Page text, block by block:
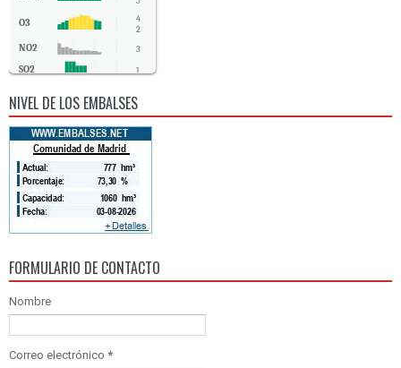
O3
4
2
NO2 3
SO2 1
NIVEL DE LOS EMBALSES
FORMULARIO DE CONTACTO
Nombre
Correo electrónico *